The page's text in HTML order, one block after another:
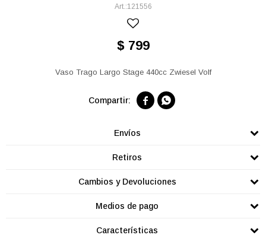
121556
$ 799
Vaso Trago Largo Stage 440cc Zwiesel Volf
 
Envíos
Retiros
Cambios y Devoluciones
Medios de pago
Características